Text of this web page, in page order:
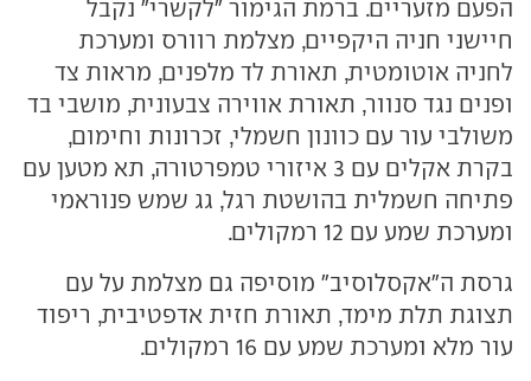
הפעם מזעריים. ברמת הגימור "לקשרי" נקבל
חיישני חניה היקפיים, מצלמת רוורס ומערכת
לחניה אוטומטית, תאורת לד מלפנים, מראות צד
ופנים נגד סנוור, תאורת אווירה צבעונית, מושבי בד
משולבי עור עם כוונון חשמלי, זכרונות וחימום,
בקרת אקלים עם 3 איזורי טמפרטורה, תא מטען עם
פתיחה חשמלית בהושטת רגל, גג שמש פנוראמי
ומערכת שמע עם 12 רמקולים.
גרסת ה"אקסלוסיב" מוסיפה גם מצלמת על עם
תצוגת תלת מימד, תאורת חזית אדפטיבית, ריפוד
עור מלא ומערכת שמע עם 16 רמקולים.